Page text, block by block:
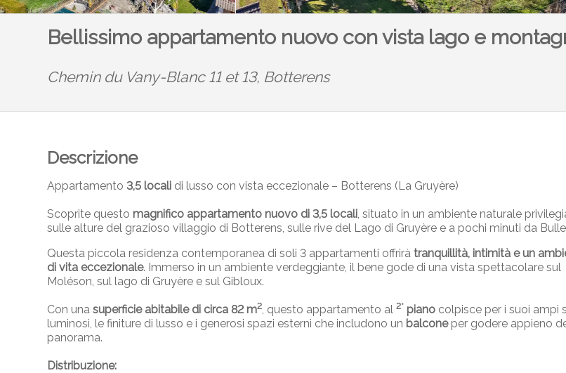
Bellissimo appartamento nuovo con vista lago e
Chemin du Vany-Blanc 11 et 13, Botterens
Descrizione
Appartamento 3,5 locali di lusso con vista eccezionale – Botterens (La Gruyère)
Scoprite questo magnifico appartamento nuovo di 3,5 locali, situato in un ambiente naturale
sulle alture del grazioso villaggio di Botterens, sulle rive del Lago di Gruyère e a pochi minuti da
Questa piccola residenza contemporanea di soli 3 appartamenti offriràtranquillità, intimità e un
di vita eccezionale. Immerso in un ambiente verdeggiante, il bene gode di una vista spettacolare sul
Moléson, sul lago di Gruyère e sul Gibloux.
Con unasuperficie abitabile di circa 82 m2, questo appartamento al2° piano colpisce per i suoi ampi
luminosi, le finiture di lusso e i generosi spazi esterni che includono un balconeper godere appieno
panorama.
Distribuzione: